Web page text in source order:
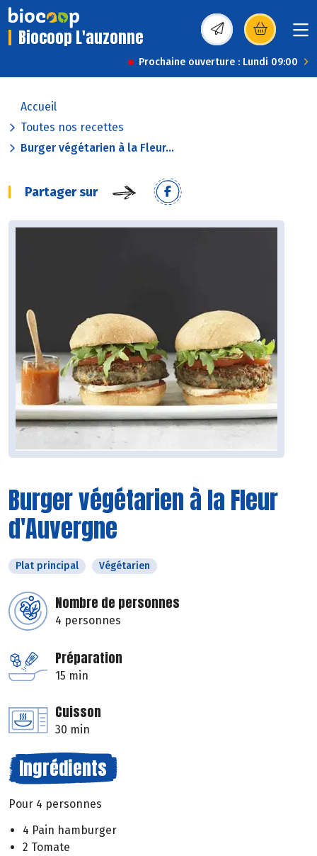
Biocoop L'auzonne (s’ouvre dans une
Prochaine ouverture : Lundi 09:00
Accueil
Toutes nos recettes
Burger végétarien à la Fleur...
Partager sur
Burger végétarien à la Fleur
d'Auvergne
Plat principal Végétarien
Nombre de personnes
4 personnes
Préparation
15 min
Cuisson
30 min
Ingrédients
Pour 4 personnes
4 Pain hamburger
2 Tomate